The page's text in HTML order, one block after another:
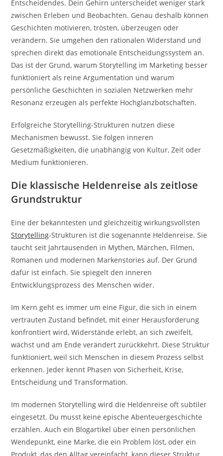
Entscheidendes. Dein Gehirn unterscheidet weniger stark
zwischen Erleben und Beobachten. Genau deshalb können
Geschichten motivieren, trösten, überzeugen oder
verändern. Sie umgehen den rationalen Widerstand und
sprechen direkt das emotionale Entscheidungssystem an.
Das ist der Grund, warum Storytelling im Marketing besser
funktioniert als reine Argumentation und warum
persönliche Geschichten in sozialen Netzwerken mehr
Resonanz erzeugen als perfekte Hochglanzbotschaften.
Erfolgreiche Storytelling-Strukturen nutzen diese
Mechanismen bewusst. Sie folgen inneren
Gesetzmäßigkeiten, die unabhängig von Kultur, Zeit oder
Medium funktionieren.
Die klassische Heldenreise als zeitlose
Grundstruktur
Eine der bekanntesten und gleichzeitig wirkungsvollsten
Storytelling-Strukturen ist die sogenannte Heldenreise. Sie
taucht seit Jahrtausenden in Mythen, Märchen, Filmen,
Romanen und modernen Markenstories auf. Der Grund
dafür ist einfach. Sie spiegelt den inneren
Entwicklungsprozess des Menschen wider.
Im Kern geht es immer um eine Figur, die sich in einem
vertrauten Zustand befindet, mit einer Herausforderung
konfrontiert wird, Widerstände erlebt, an sich zweifelt,
wächst und am Ende verändert zurückkehrt. Diese Struktur
funktioniert, weil sich Menschen in diesem Prozess selbst
erkennen. Jeder kennt Phasen von Sicherheit, Krise,
Entscheidung und Transformation.
Im modernen Storytelling wird die Heldenreise oft subtiler
eingesetzt. Du musst keine epische Abenteuergeschichte
erzählen. Auch ein Blogartikel über einen persönlichen
Wendepunkt, eine Marke, die ein Problem löst, oder ein
Produkt, das den Alltag vereinfacht, kann dieser Struktur